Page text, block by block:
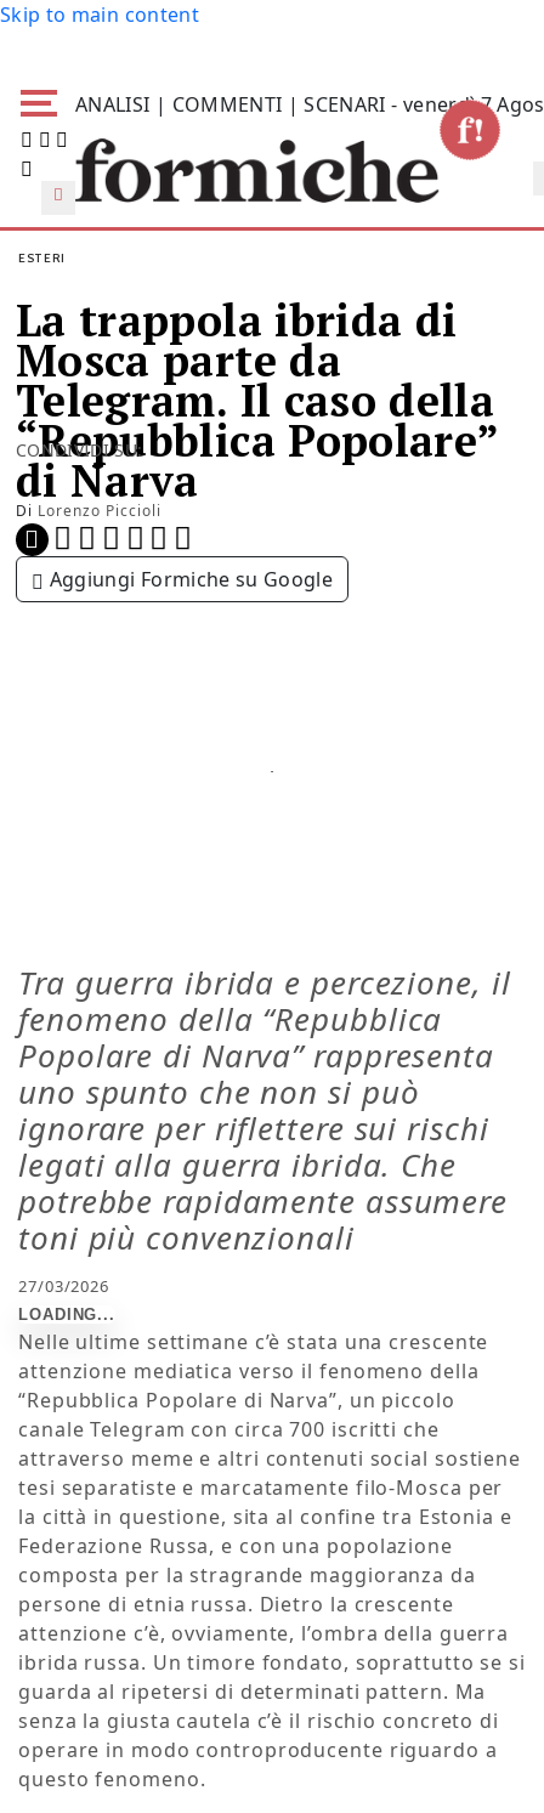
Skip to main content
ANALISI | COMMENTI | SCENARI - venerdì 7
ESTERI
La trappola ibrida di
Mosca parte da
Telegram. Il caso della
“Repubblica Popolare”
di Narva
Di Lorenzo Piccioli
CONDIVIDI SU:
Aggiungi Formiche su Google
Tra guerra ibrida e percezione, il
fenomeno della “Repubblica
Popolare di Narva” rappresenta
uno spunto che non si può
ignorare per riflettere sui rischi
legati alla guerra ibrida. Che
potrebbe rapidamente assumere
toni più convenzionali
27/03/2026
Nelle ultime settimane c’è stata una crescente
attenzione mediatica verso il fenomeno della
“Repubblica Popolare di Narva”, un piccolo
canale Telegram con circa 700 iscritti che
attraverso meme e altri contenuti social sostiene
tesi separatiste e marcatamente filo-Mosca per
la città in questione, sita al confine tra Estonia e
Federazione Russa, e con una popolazione
composta per la stragrande maggioranza da
persone di etnia russa. Dietro la crescente
attenzione c’è, ovviamente, l’ombra della guerra
ibrida russa. Un timore fondato, soprattutto se si
guarda al ripetersi di determinati pattern. Ma
senza la giusta cautela c’è il rischio concreto di
operare in modo controproducente riguardo a
questo fenomeno.